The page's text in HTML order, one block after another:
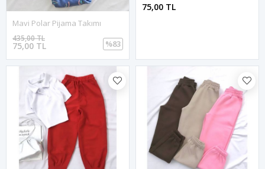
Mavi Polar Pijama Takımı
75,00 TL
435,00 TL
%83
75,00 TL